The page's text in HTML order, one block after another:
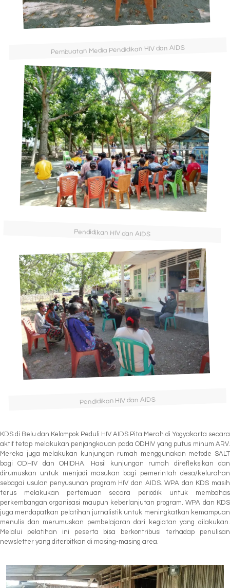
Pembuatan Media Pendidikan HIV dan AIDS
Pendidikan HIV dan AIDS
Pendidikan HIV dan AIDS
KDS di Belu dan Kelompok Peduli HIV AIDS Pita Merah di Yogyakarta secara
aktif tetap melakukan penjangkauan pada ODHIV yang putus minum ARV.
Mereka juga melakukan kunjungan rumah menggunakan metode SALT
bagi ODHIV dan OHIDHA. Hasil kunjungan rumah direfleksikan dan
dirumuskan untuk menjadi masukan bagi pemerintah desa/kelurahan
sebagai usulan penyusunan program HIV dan AIDS. WPA dan KDS masih
terus melakukan pertemuan secara periodik untuk membahas
perkembangan organisasi maupun keberlanjutan program. WPA dan KDS
juga mendapatkan pelatihan jurnalistik untuk meningkatkan kemampuan
menulis dan merumuskan pembelajaran dari kegiatan yang dilakukan.
Melalui pelatihan ini peserta bisa berkontribusi terhadap penulisan
newsletter yang diterbitkan di masing-masing area.